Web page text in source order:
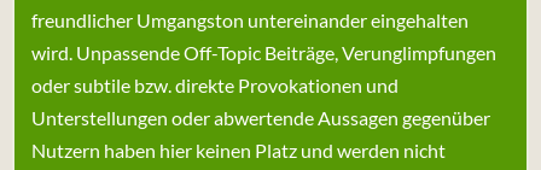
freundlicher Umgangston untereinander eingehalten
wird. Unpassende Off-Topic Beiträge, Verunglimpfungen
oder subtile bzw. direkte Provokationen und
Unterstellungen oder abwertende Aussagen gegenüber
Nutzern haben hier keinen Platz und werden nicht